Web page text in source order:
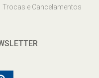
Trocas e Cancelamentos